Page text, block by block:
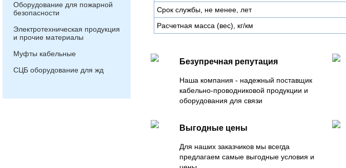
Оборудование для пожарной
безопасности
Электротехническая продукция
и прочие материалы
Муфты кабельные
СЦБ оборудование для жд
Срок службы, не менее, лет
Расчетная масса (вес), кг/км
Безупречная репутация
Наша компания - надежный поставщик
кабельно-проводниковой продукции и
оборудования для связи
Выгодные цены
Для наших заказчиков мы всегда
предлагаем самые выгодные условия и